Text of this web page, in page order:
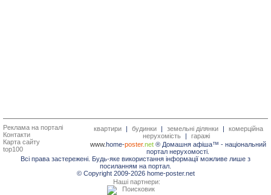
Реклама на порталі
Контакти
Карта сайту
top100
квартири | будинки | земельні ділянки |
комерційна
нерухомість
|
гаражі
www.home-poster.net® Домашня афіша™ - національний
портал нерухомості.
Всі права застережені. Будь-яке використання інформації можливе лише з
посиланням на портал.
© Copyright 2009-2026 home-poster.net
Наші партнери: